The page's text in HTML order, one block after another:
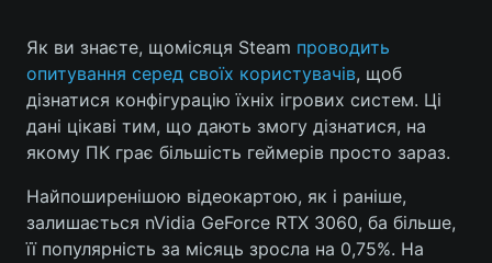
Як ви знаєте, щомісяця Steam проводить
опитування серед своїх користувачів, щоб
дізнатися конфігурацію їхніх ігрових систем. Ці
дані цікаві тим, що дають змогу дізнатися, на
якому ПК грає більшість геймерів просто зараз.
Найпоширенішою відеокартою, як і раніше,
залишається nVidia GeForce RTX 3060, ба більше,
її популярність за місяць зросла на 0,75%. На